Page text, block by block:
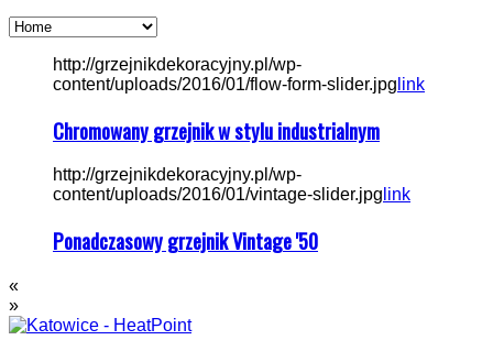
http://grzejnikdekoracyjny.pl/wp-
content/uploads/2016/01/flow-form-slider.jpg link
Chromowany grzejnik w stylu industrialnym
http://grzejnikdekoracyjny.pl/wp-
content/uploads/2016/01/vintage-slider.jpg link
Ponadczasowy grzejnik Vintage '50
«
»